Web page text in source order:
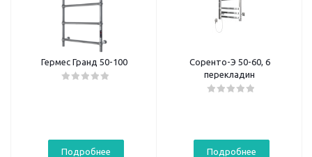
Гермес Гранд 50-100
Подробнее
Соренто-Э 50-60, 6
перекладин
Подробнее